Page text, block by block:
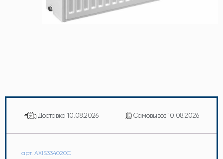
Доставка 10.08.2026 Самовывоз 10.08.2026
арт. AXIS334020C